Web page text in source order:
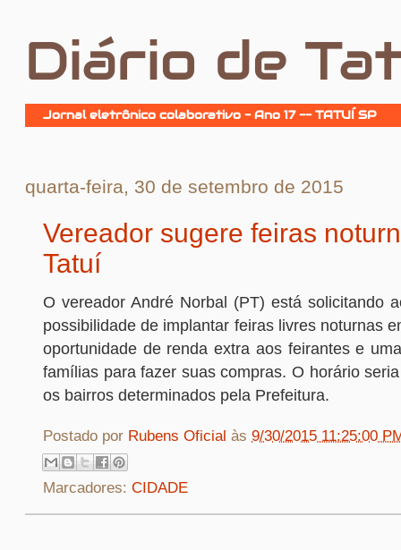
Diário de
Jornal eletrônico colaborativo - Ano 17 -- TATUÍ SP
quarta-feira, 30 de setembro de 2015
Vereador sugere feiras
Tatuí
O vereador André Norbal (PT) está solicitando
possibilidade de implantar feiras livres noturnas
oportunidade de renda extra aos feirantes e
famílias para fazer suas compras. O horário
os bairros determinados pela Prefeitura.
Postado por Rubens Oficial às 9/30/2015 11:25:00
Marcadores: CIDADE